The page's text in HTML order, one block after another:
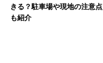
きる？駐車場や現地の注意点
も紹介